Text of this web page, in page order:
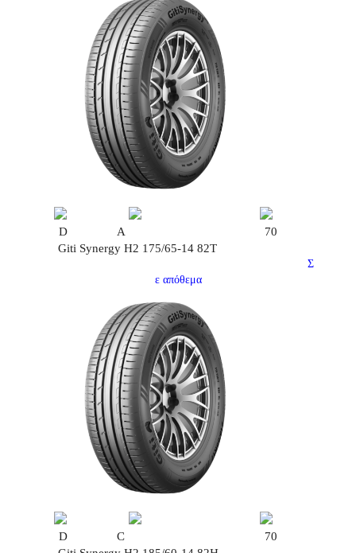
D A
70
Giti Synergy H2 175/65-14 82T
Σ
ε απόθεμα
D C
70